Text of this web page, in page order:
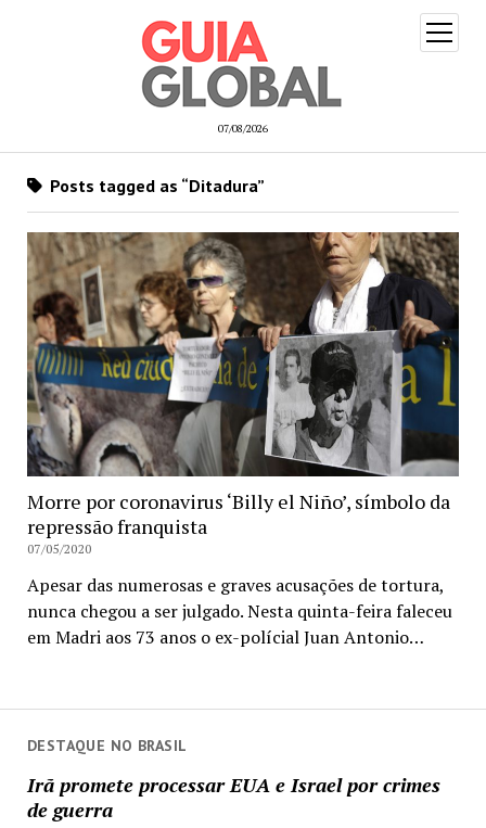
07/08/2026
open
menu
DESTAQUE NO BRASIL
Irã promete processar EUA e Israel por crimes
de guerra
Posts tagged as “Ditadura”
Morre por coronavirus ‘Billy el Niño’, símbolo da
repressão franquista
07/05/2020
Apesar das numerosas e graves acusações de tortura,
nunca chegou a ser julgado. Nesta quinta-feira faleceu
em Madri aos 73 anos o ex-polícial Juan Antonio…